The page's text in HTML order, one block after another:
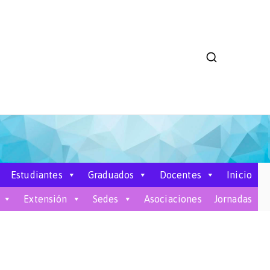
Inicio
Estudiantes Graduados Docentes
Extensión Sedes Asociaciones Jornadas